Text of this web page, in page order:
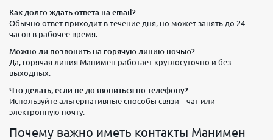
Как долго ждать ответа на email?
Обычно ответ приходит в течение дня, но может занять до 24
часов в рабочее время.
Можно ли позвонить на горячую линию ночью?
Да, горячая линия Манимен работает круглосуточно и без
выходных.
Что делать, если не дозвониться по телефону?
Используйте альтернативные способы связи – чат или
электронную почту.
Почему важно иметь контакты Манимен